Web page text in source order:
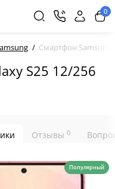
0
Смартфон Samsung
S25 12/256
Отзывы 0
Популярный